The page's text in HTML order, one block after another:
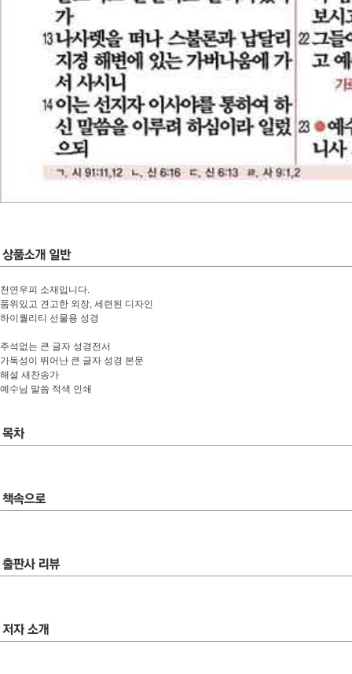
천연우피 소재입니다.
품위있고 견고한 외장, 세련된 디자인
하이퀄리티 선물용 성경
주석없는 큰 글자 성경전서
가독성이 뛰어난 큰 글자 성경 본문
해설 새찬송가
예수님 말씀 적색 인쇄